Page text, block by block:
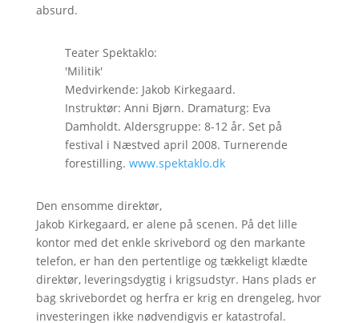
absurd.
Teater Spektaklo:
'Militik'
Medvirkende: Jakob Kirkegaard.
Instruktør: Anni Bjørn. Dramaturg: Eva
Damholdt. Aldersgruppe: 8-12 år. Set på
festival i Næstved april 2008. Turnerende
forestilling. www.spektaklo.dk
Den ensomme direktør,
Jakob Kirkegaard, er alene på scenen. På det lille
kontor med det enkle skrivebord og den markante
telefon, er han den pertentlige og tækkeligt klædte
direktør, leveringsdygtig i krigsudstyr. Hans plads er
bag skrivebordet og herfra er krig en drengeleg, hvor
investeringen ikke nødvendigvis er katastrofal.